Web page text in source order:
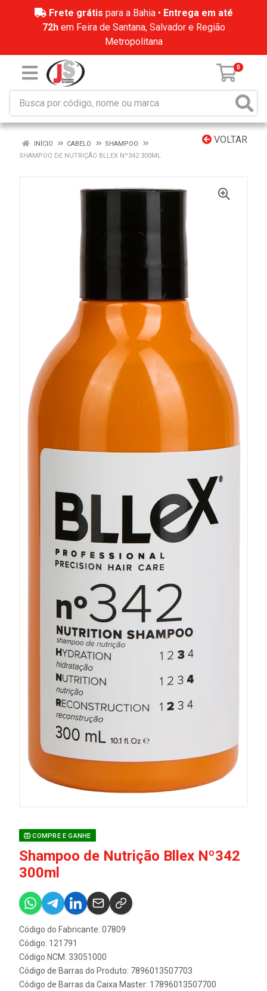
Frete grátis para a Bahia • Entrega em até
72hem Feira de Santana, Salvador e Região
Metropolitana
0
VOLTAR
INÍCIO CABELO
SHAMPOO
SHAMPOO DE NUTRIÇÃO BLLEX Nº342 300ML
COMPRE E GANHE
Shampoo de Nutrição Bllex Nº342
300ml
Código do Fabricante: 07809
Código: 121791
Código NCM: 33051000
Código de Barras do Produto: 7896013507703
Código de Barras da Caixa Master: 17896013507700